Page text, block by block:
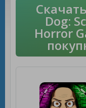
Dog:
Horror